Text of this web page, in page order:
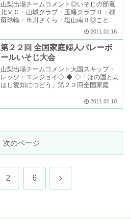
山梨出場チームコメント◎いそじの部竜
北ＶＣ・山城クラブ・玉幡クラブＢ・都
留球輪・市川さくら・塩山南Ｂ◎ことぶ
きの部しきしまさくら・ふじざくら・甲
西ＶＣ・甲府ニューすずらん・セイレン
ズＢ・松里なでしこ◇ ◆ ◇第５回「秀麗
富士を仰ぐ」二県交流...
2011.01.16
第２２回 全国家庭婦人バレーボ
ールいそじ大会
山梨出場チームコメント大国スキップ・
レッツ・エンジョイ◇ ◆ ◇「ほの国とよ
はし愛知につどう」第２２回全国家庭婦
２年１１月18日（木）・１９日（金）・
２０日（土）▼開催県愛知県▼会場豊橋
2011.01.10
次のページ
2 6 次